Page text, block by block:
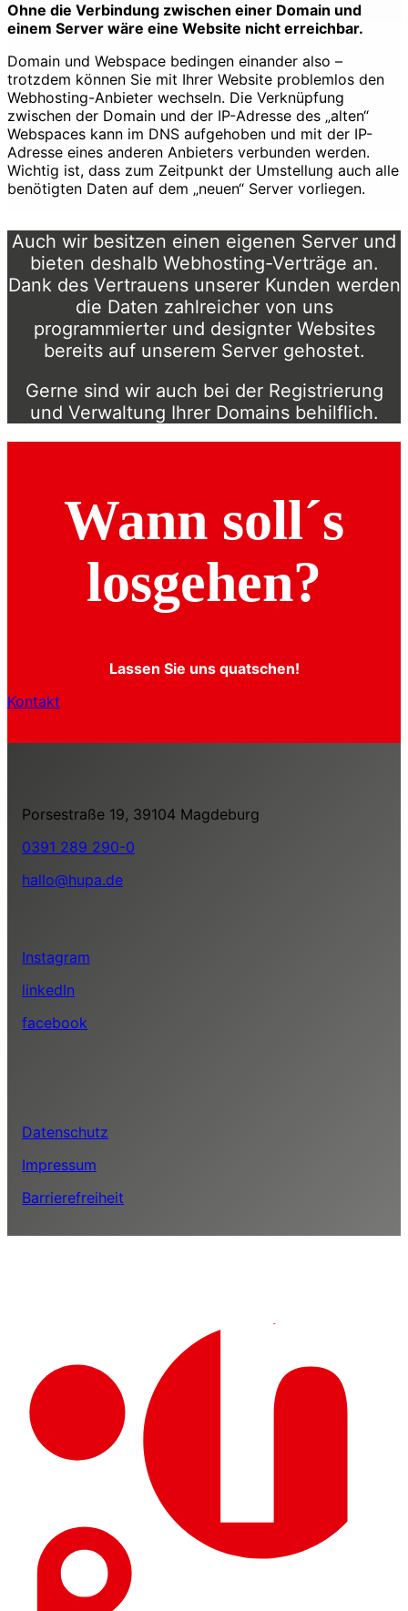
Ohne die Verbindung zwischen einer Domain und
einem Server wäre eine Website nicht erreichbar.
Domain und Webspace bedingen einander also –
trotzdem können Sie mit Ihrer Website problemlos den
Webhosting-Anbieter wechseln. Die Verknüpfung
zwischen der Domain und der IP-Adresse des „alten“
Webspaces kann im DNS aufgehoben und mit der IP-
Adresse eines anderen Anbieters verbunden werden.
Wichtig ist, dass zum Zeitpunkt der Umstellung auch alle
benötigten Daten auf dem „neuen“ Server vorliegen.
Auch wir besitzen einen eigenen Server und
bieten deshalb Webhosting-Verträge an.
Dank des Vertrauens unserer Kunden werden
die Daten zahlreicher von uns
programmierter und designter Websites
bereits auf unserem Server gehostet.
Gerne sind wir auch bei der Registrierung
und Verwaltung Ihrer Domains behilflich.
Wann soll´s
losgehen?
Lassen Sie uns quatschen!
Kontakt
Porsestraße 19, 39104 Magdeburg
0391 289 290-0
hallo@hupa.de
Instagram
linkedIn
facebook
Datenschutz
Impressum
Barrierefreiheit